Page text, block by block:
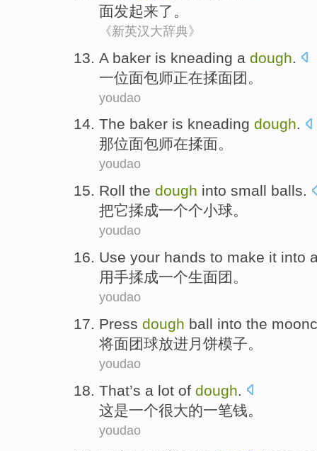
面发起来了 。
《新英汉大辞典》
A baker is kneading a dough
一位面包师正在揉面团。
youdao
The baker is kneading dough.
那位面包师在揉面。
youdao
Roll the dough into small balls.
把它揉成一个个小球。
youdao
Use your hands to make it into
用手揉成一个生面团。
youdao
Press dough ball into the
将面团球放进 月饼模子。
youdao
That’s a lot of dough
这是一个很大的一笔钱 。
youdao